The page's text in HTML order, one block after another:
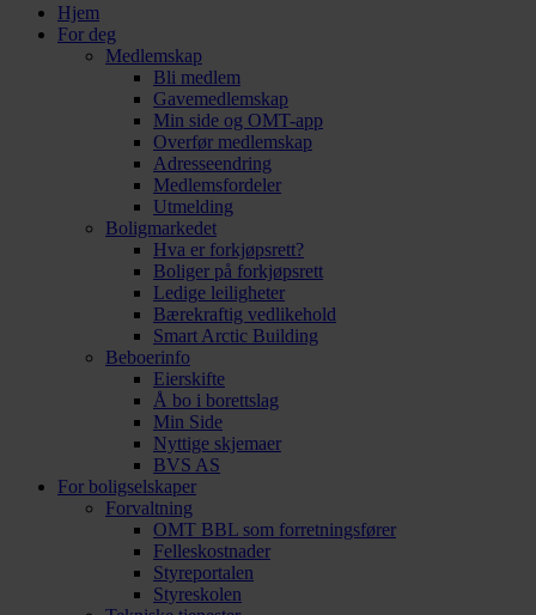
Hjem
For deg
Medlemskap
Bli medlem
Gavemedlemskap
Min side og OMT-app
Overfør medlemskap
Adresseendring
Medlemsfordeler
Utmelding
Boligmarkedet
Hva er forkjøpsrett?
Boliger på forkjøpsrett
Ledige leiligheter
Bærekraftig vedlikehold
Smart Arctic Building
Beboerinfo
Eierskifte
Å bo i borettslag
Min Side
Nyttige skjemaer
BVS AS
For boligselskaper
Forvaltning
OMT BBL som forretningsfører
Felleskostnader
Styreportalen
Styreskolen